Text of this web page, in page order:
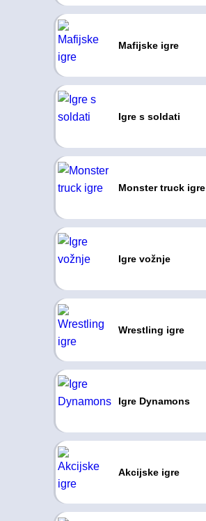
Mafijske igre
Igre s soldati
Monster truck igre
Igre vožnje
Wrestling igre
Igre Dynamons
Akcijske igre